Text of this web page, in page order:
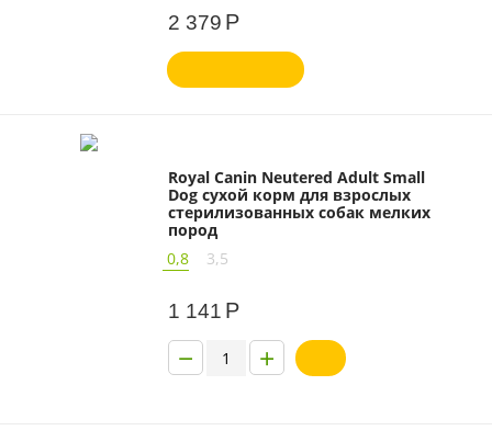
2 379 Р
Royal Canin Neutered Adult Small
Dog сухой корм для взрослых
стерилизованных собак мелких
пород
0,8
3,5
1 141 Р
+
−